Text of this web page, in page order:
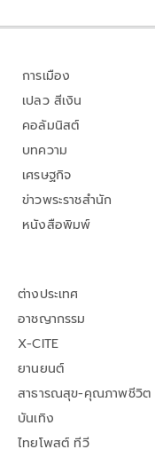
การเมือง
เปลว สีเงิน
คอลัมนิสต์
บทความ
เศรษฐกิจ
ข่าวพระราชสำนัก
หนังสือพิมพ์
ต่างประเทศ
อาชญากรรม
X-CITE
ยานยนต์
สาธารณสุข-คุณภาพชีวิต
บันเทิง
ไทยโพสต์ ทีวี